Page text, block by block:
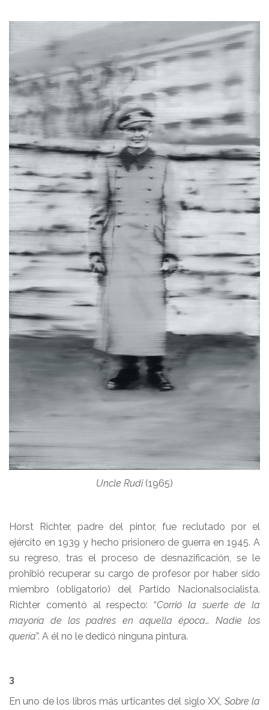
Uncle Rudi(1965)
Horst Richter, padre del pintor, fue reclutado por el
ejército en 1939 y hecho prisionero de guerra en 1945. A
su regreso, tras el proceso de desnazificación, se le
prohibió recuperar su cargo de profesor por haber sido
miembro (obligatorio) del Partido Nacionalsocialista.
Richter comentó al respecto: “Corrió la suerte de la
mayoría de los padres en aquella época… Nadie los
quería”. A él no le dedicó ninguna pintura.
3
En uno de los libros más urticantes del siglo XX, Sobre la